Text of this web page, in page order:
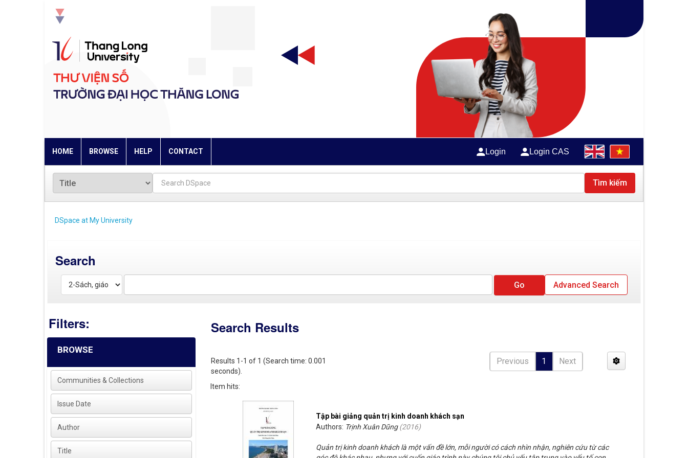
HOME BROWSE HELP CONTACT Login Login CAS
Tìm kiếm
DSpace at My University
Search
Advanced Search
Filters:
BROWSE
Communities & Collections
Issue Date
Author
Title
Search Results
Results 1-1 of 1 (Search time: 0.001
seconds).
Previous 1 Next
Item hits:
Tập bài giảng quản trị kinh doanh khách sạn
Authors: Trịnh Xuân Dũng(2016)
Quản trị kinh doanh khách là một vấn đề lớn, mỗi người có cách nhìn nhận, nghiên cứu từ các